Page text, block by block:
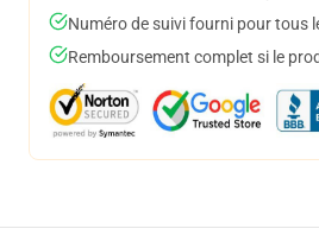
Numéro de suivi fourni pour tous
Remboursement complet si le